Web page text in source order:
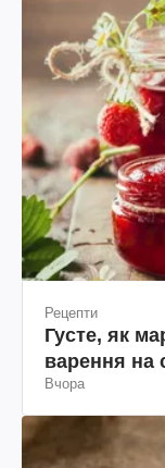
Рецепти
Густе, як
варення на
Вчора